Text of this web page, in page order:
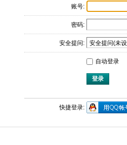
账号:
密码:
安全提问:
自动登录
登录
快捷登录: